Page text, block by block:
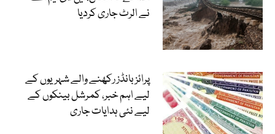
نے الرٹ جاری کردیا
پرائز بانڈز رکھنے والے شہریوں کے
لیے اہم خبر، کمرشل بینکوں کے
لیے نئی ہدایات جاری